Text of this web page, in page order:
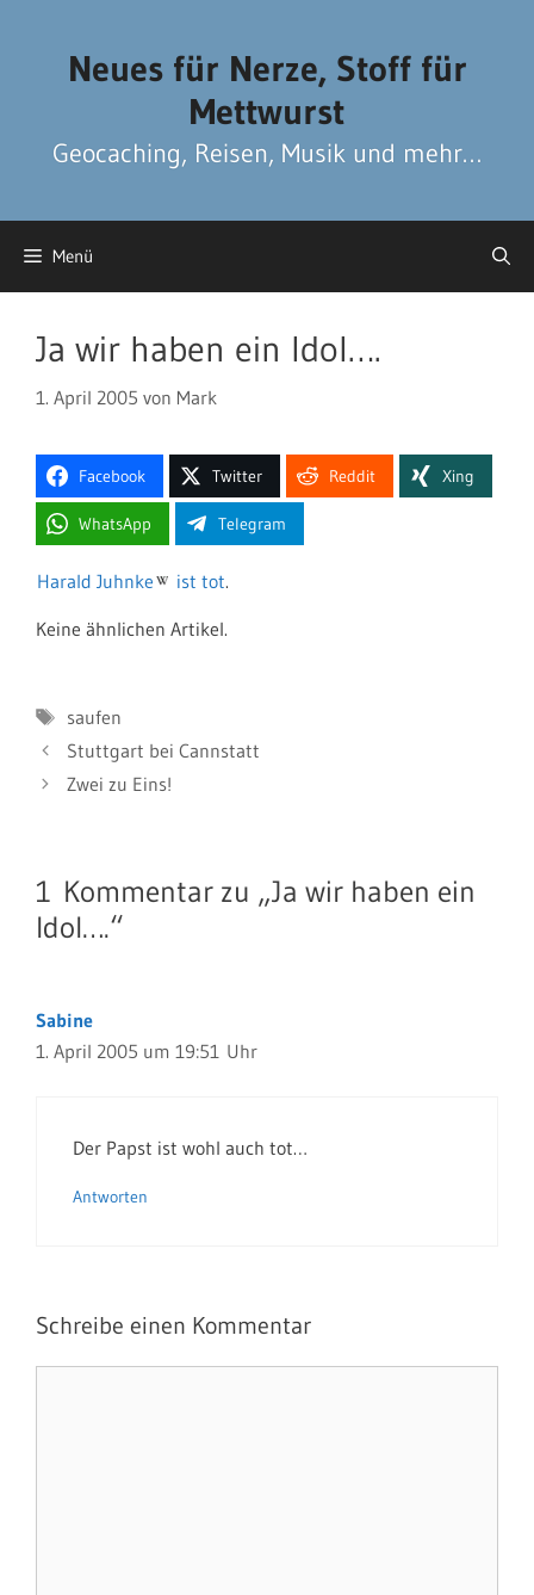
Neues für Nerze, Stoff für
Mettwurst
Geocaching, Reisen, Musik und mehr…
Menü
Ja wir haben ein Idol….
1. April 2005 von Mark
Facebook Twitter Reddit Xing
WhatsApp Telegram
Harald Juhnke ist tot.
Keine ähnlichen Artikel.
Schlagwörter
saufen
Stuttgart bei Cannstatt
Zwei zu Eins!
1 Kommentar zu „Ja wir haben ein
Idol….“
Sabine
1. April 2005 um 19:51 Uhr
Der Papst ist wohl auch tot…
Antworten
Schreibe einen Kommentar